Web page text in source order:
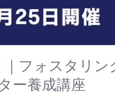
フォスタリン
ー養成講座